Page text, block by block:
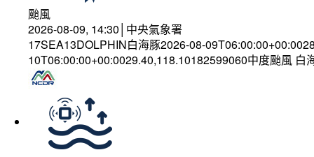
颱風
2026-08-09, 14:30│中央氣象署
17SEA13DOLPHIN白海豚2026-08-
10T06:00:00+00:0029.40,118.10182599060中度颱風 白